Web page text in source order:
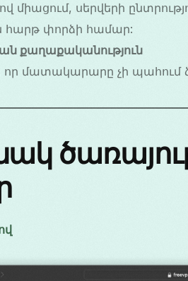
միացում, սերվերի
հարթ փորձի համար:
քաղաքականություն
որ մատակարարը չի պահում